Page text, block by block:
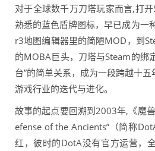
对于全球数千万刀塔玩家而言,打
熟悉的蓝色盾牌图标，早已成为一
r3地图编辑器里的简陋MOD，到
的MOBA巨头，刀塔与Steam的绑
台”的简单关系，成为一段跨越十
游戏行业的迭代与进化。
故事的起点要回溯到2003年,《魔
efense of the Ancients”（简称
红，彼时的DotA没有官方运营，